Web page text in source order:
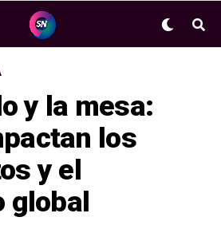
y la mesa:
los
y el
global